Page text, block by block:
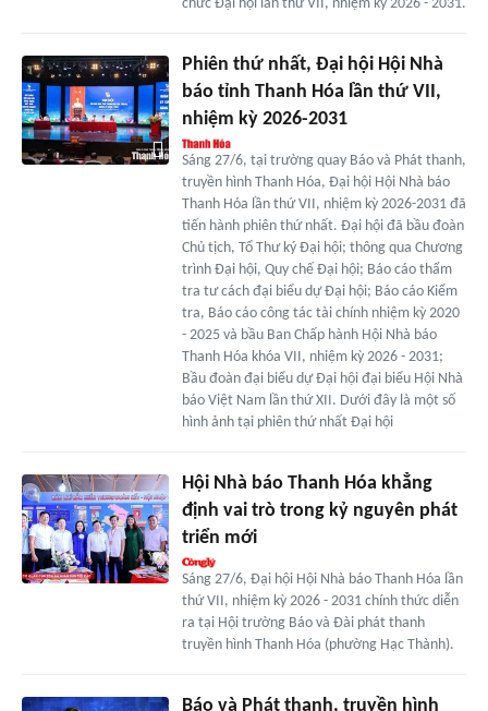
chức Đại hội lần thứ VII, nhiệm kỳ 2026 - 2031.
Phiên thứ nhất, Đại hội Hội Nhà
báo tỉnh Thanh Hóa lần thứ VII,
nhiệm kỳ 2026-2031
Sáng 27/6, tại trường quay Báo và Phát thanh,
truyền hình Thanh Hóa, Đại hội Hội Nhà báo
Thanh Hóa lần thứ VII, nhiệm kỳ 2026-2031 đã
tiến hành phiên thứ nhất. Đại hội đã bầu đoàn
Chủ tịch, Tổ Thư ký Đại hội; thông qua Chương
trình Đại hội, Quy chế Đại hội; Báo cáo thẩm
tra tư cách đại biểu dự Đại hội; Báo cáo Kiểm
tra, Báo cáo công tác tài chính nhiệm kỳ 2020
- 2025 và bầu Ban Chấp hành Hội Nhà báo
Thanh Hóa khóa VII, nhiệm kỳ 2026 - 2031;
Bầu đoàn đại biểu dự Đại hội đại biểu Hội Nhà
báo Việt Nam lần thứ XII. Dưới đây là một số
hình ảnh tại phiên thứ nhất Đại hội
Hội Nhà báo Thanh Hóa khẳng
định vai trò trong kỷ nguyên phát
triển mới
Sáng 27/6, Đại hội Hội Nhà báo Thanh Hóa lần
thứ VII, nhiệm kỳ 2026 - 2031 chính thức diễn
ra tại Hội trường Báo và Đài phát thanh
truyền hình Thanh Hóa (phường Hạc Thành).
Báo và Phát thanh, truyền hình